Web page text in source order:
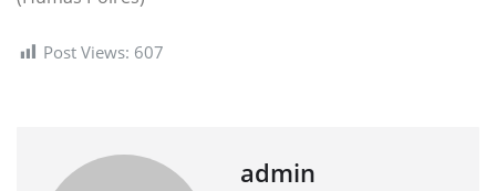
Post Views: 607
admin